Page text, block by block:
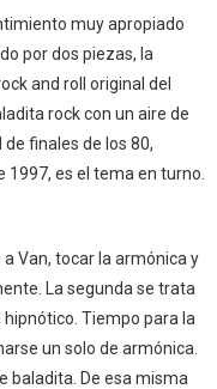
muy apropiado
por dos piezas, la
and roll original del
rock con un aire de
de finales de los 80,
1997, es el tema en turno.
Van, tocar la armónica y
La segunda se trata
Tiempo para la
un solo de armónica.
baladita. De esa misma